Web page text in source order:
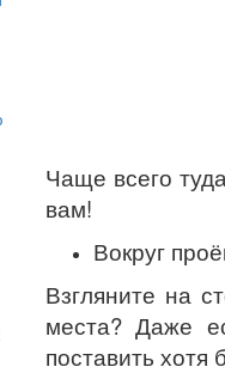
Чаще всего
вам!
Вокруг
Взгляните на
места? Даже
поставить хотя